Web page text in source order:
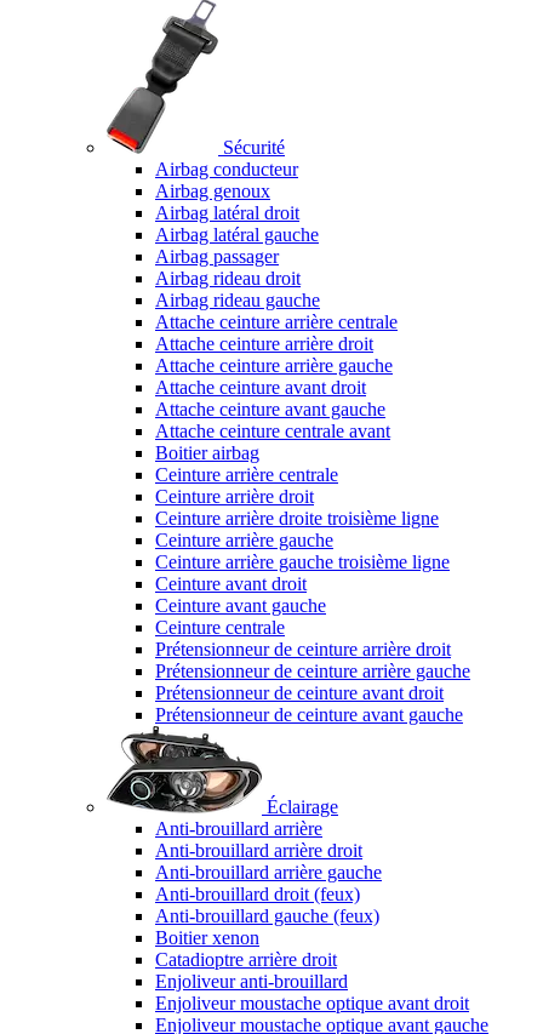
Sécurité
Airbag conducteur
Airbag genoux
Airbag latéral droit
Airbag latéral gauche
Airbag passager
Airbag rideau droit
Airbag rideau gauche
Attache ceinture arrière centrale
Attache ceinture arrière droit
Attache ceinture arrière gauche
Attache ceinture avant droit
Attache ceinture avant gauche
Attache ceinture centrale avant
Boitier airbag
Ceinture arrière centrale
Ceinture arrière droit
Ceinture arrière droite troisième ligne
Ceinture arrière gauche
Ceinture arrière gauche troisième ligne
Ceinture avant droit
Ceinture avant gauche
Ceinture centrale
Prétensionneur de ceinture arrière droit
Prétensionneur de ceinture arrière gauche
Prétensionneur de ceinture avant droit
Prétensionneur de ceinture avant gauche
Éclairage
Anti-brouillard arrière
Anti-brouillard arrière droit
Anti-brouillard arrière gauche
Anti-brouillard droit (feux)
Anti-brouillard gauche (feux)
Boitier xenon
Catadioptre arrière droit
Enjoliveur anti-brouillard
Enjoliveur moustache optique avant droit
Enjoliveur moustache optique avant gauche